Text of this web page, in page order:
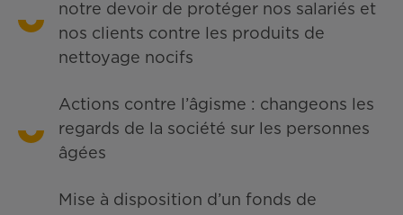
notre devoir de protéger nos salariés et
nos clients contre les produits de
nettoyage nocifs
Actions contre l’âgisme : changeons les
regards de la société sur les personnes
âgées
Mise à disposition d’un fonds de